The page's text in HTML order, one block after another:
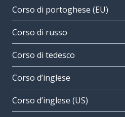
Corso di portoghese (EU)
Corso di russo
Corso di tedesco
Corso d’inglese
Corso d’inglese (US)